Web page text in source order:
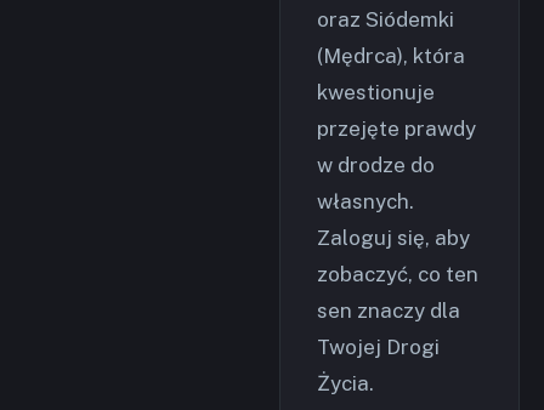
oraz Siódemki
(Mędrca), która
kwestionuje
przejęte prawdy
w drodze do
własnych.
Zaloguj się, aby
zobaczyć, co ten
sen znaczy dla
Twojej Drogi
Życia.